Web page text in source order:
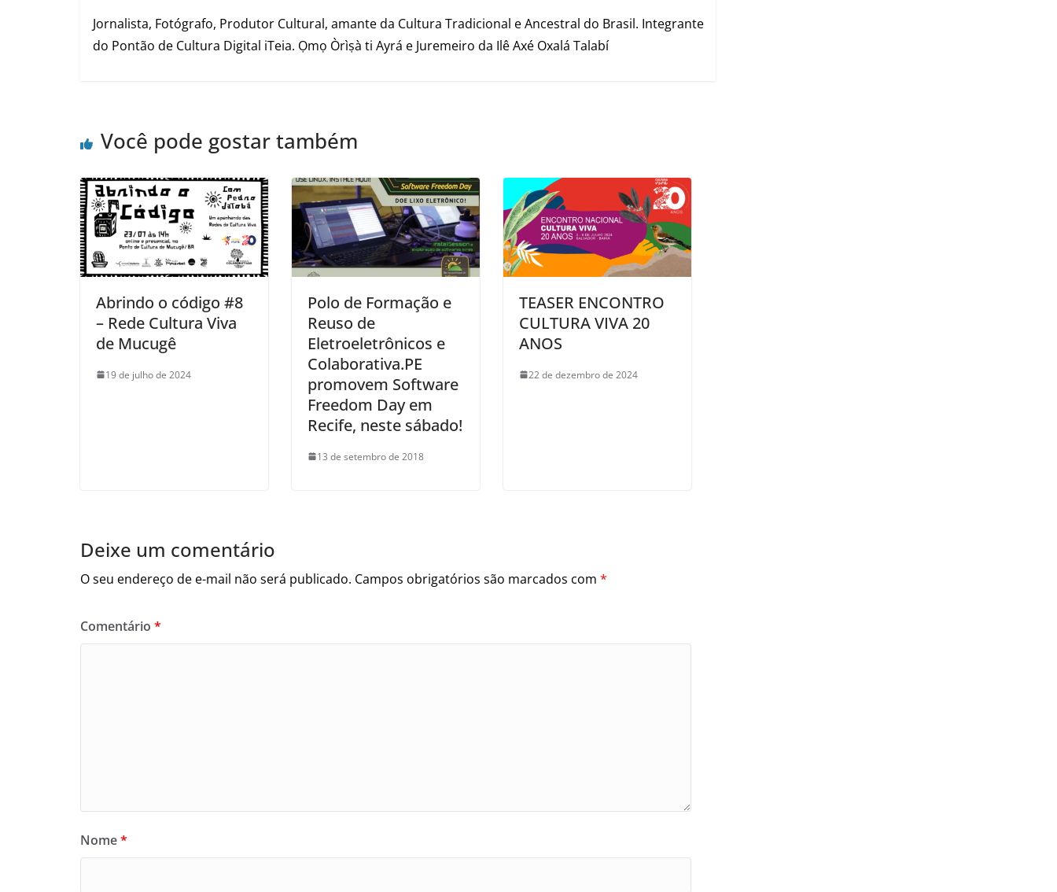
Jornalista, Fotógrafo, Produtor Cultural, amante da Cultura Tradicional e Ancestral do Brasil. Integrante
do Pontão de Cultura Digital iTeia. Ọmọ Òrìṣà ti Ayrá e Juremeiro da Ilê Axé Oxalá Talabí
Você pode gostar também
Abrindo o código #8
– Rede Cultura Viva
de Mucugê
19 de julho de 2024
Polo de Formação e
Reuso de
Eletroeletrônicos e
Colaborativa.PE
promovem Software
Freedom Day em
Recife, neste sábado!
13 de setembro de 2018
TEASER ENCONTRO
CULTURA VIVA 20
ANOS
22 de dezembro de 2024
Deixe um comentário
O seu endereço de e-mail não será publicado. Campos obrigatórios são marcados com *
Comentário *
Nome*